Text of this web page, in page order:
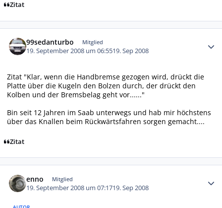
Zitat
99sedanturbo Mitglied
19. September 2008 um 06:5519. Sep 2008
Zitat "Klar, wenn die Handbremse gezogen wird, drückt die
Platte über die Kugeln den Bolzen durch, der drückt den
Kolben und der Bremsbelag geht vor......"
Bin seit 12 Jahren im Saab unterwegs und hab mir höchstens
über das Knallen beim Rückwärtsfahren sorgen gemacht....
Zitat
enno Mitglied
19. September 2008 um 07:1719. Sep 2008